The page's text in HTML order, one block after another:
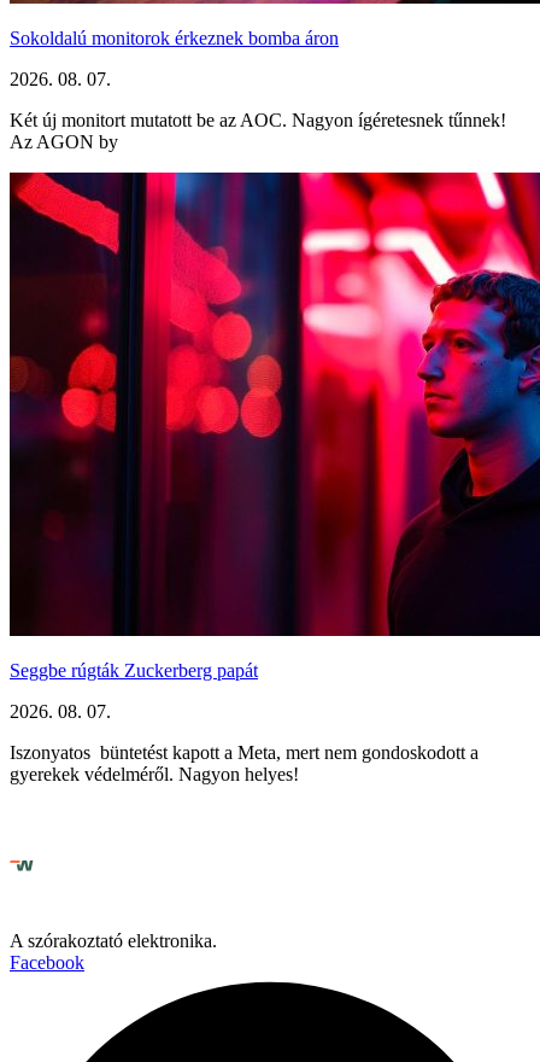
Sokoldalú monitorok érkeznek bomba áron
2026. 08. 07.
Két új monitort mutatott be az AOC. Nagyon ígéretesnek tűnnek!
Az AGON by
Seggbe rúgták Zuckerberg papát
2026. 08. 07.
Iszonyatos büntetést kapott a Meta, mert nem gondoskodott a
gyerekek védelméről. Nagyon helyes!
A szórakoztató elektronika.
Facebook